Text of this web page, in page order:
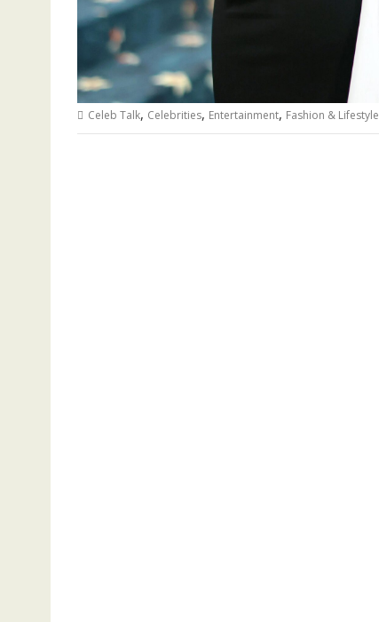
Celeb Talk, Celebrities, Entertainment, Fashion & Lifestyle